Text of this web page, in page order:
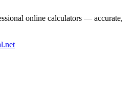
online calculators — accurate,